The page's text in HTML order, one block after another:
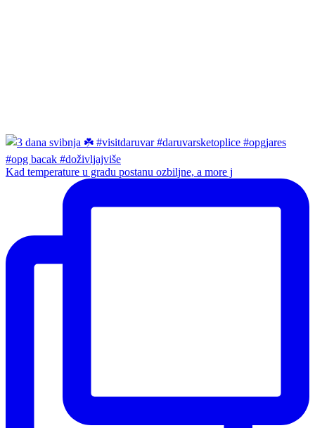
Kad temperature u gradu postanu ozbiljne, a more j